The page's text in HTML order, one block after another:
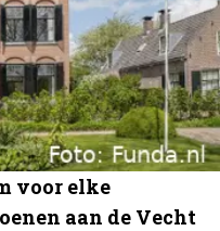
voor elke
aan de Vecht